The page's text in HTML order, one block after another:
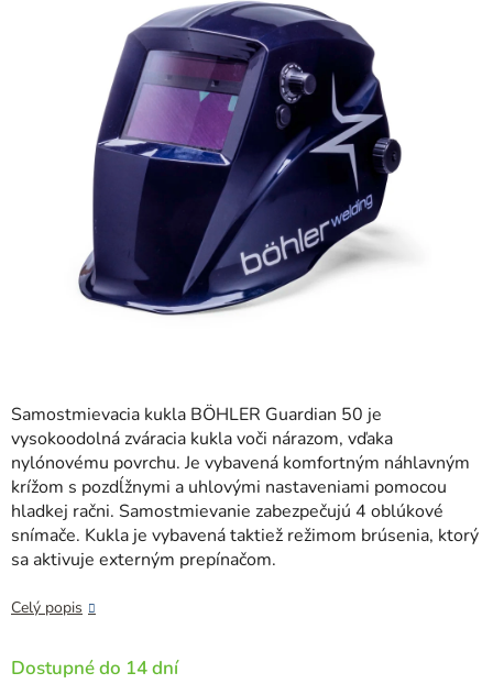
Samostmievacia kukla BÖHLER Guardian 50 je
vysokoodolná zváracia kukla voči nárazom, vďaka
nylónovému povrchu. Je vybavená komfortným náhlavným
krížom s pozdĺžnymi a uhlovými nastaveniami pomocou
hladkej račni. Samostmievanie zabezpečujú 4 oblúkové
snímače. Kukla je vybavená taktiež režimom brúsenia, ktorý
sa aktivuje externým prepínačom.
Celý popis
Dostupné do 14 dní